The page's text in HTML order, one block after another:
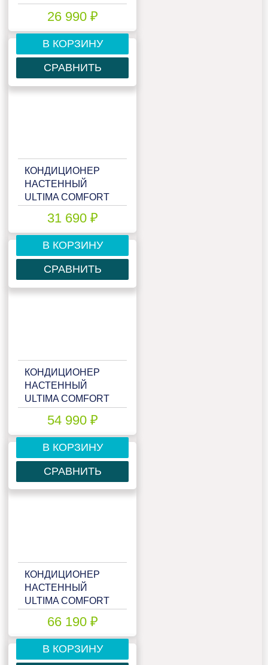
26 990 ₽
В КОРЗИНУ
СРАВНИТЬ
КОНДИЦИОНЕР
НАСТЕННЫЙ
ULTIMA COMFORT
31 690 ₽
В КОРЗИНУ
СРАВНИТЬ
КОНДИЦИОНЕР
НАСТЕННЫЙ
ULTIMA COMFORT
54 990 ₽
В КОРЗИНУ
СРАВНИТЬ
КОНДИЦИОНЕР
НАСТЕННЫЙ
ULTIMA COMFORT
66 190 ₽
В КОРЗИНУ